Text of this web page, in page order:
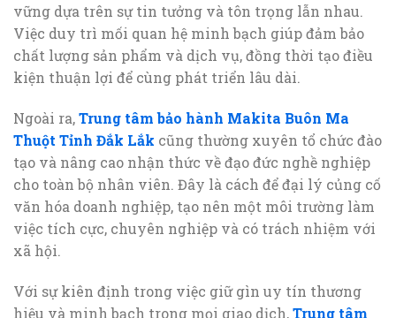
vững dựa trên sự tin tưởng và tôn trọng lẫn nhau.
Việc duy trì mối quan hệ minh bạch giúp đảm bảo
chất lượng sản phẩm và dịch vụ, đồng thời tạo điều
kiện thuận lợi để cùng phát triển lâu dài.
Ngoài ra,Trung tâm bảo hành Makita Buôn Ma
Thuột Tỉnh Đắk Lắk cũng thường xuyên tổ chức đào
tạo và nâng cao nhận thức về đạo đức nghề nghiệp
cho toàn bộ nhân viên. Đây là cách để đại lý củng cố
văn hóa doanh nghiệp, tạo nên một môi trường làm
việc tích cực, chuyên nghiệp và có trách nhiệm với
xã hội.
Với sự kiên định trong việc giữ gìn uy tín thương
hiệu và minh bạch trong mọi giao dịch,Trung tâm